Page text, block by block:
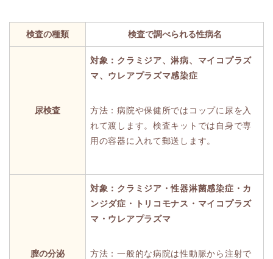
検査の種類 検査で調べられる性病名
尿検査
対象：クラミジア、淋病、マイコプラズ
マ、ウレアプラズマ感染症
方法：病院や保健所ではコップに尿を入
れて渡します。検査キットでは自身で専
用の容器に入れて郵送します。
膣の分泌
対象：クラミジア・性器淋菌感染症・カ
ンジダ症・トリコモナス・マイコプラズ
マ・ウレアプラズマ
方法：一般的な病院は性動脈から注射で